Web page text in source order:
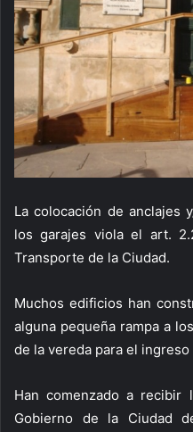
La colocación de anclajes
los garajes viola el art.
Transporte de la Ciudad.
Muchos edificios han
alguna pequeña rampa a
de la vereda para el ingreso
Han comenzado a
Gobierno de la Ciudad